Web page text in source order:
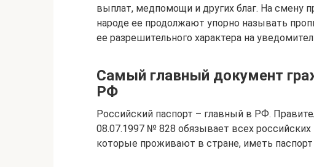
выплат, медпомощи и других благ. На смену
народе ее продолжают упорно называть
ее разрешительного характера на
Самый главный документ
РФ
Российский паспорт – главный в РФ.
08.07.1997 № 828 обязывает всех
которые проживают в стране, иметь